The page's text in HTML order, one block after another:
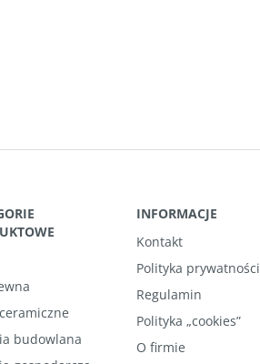
budowlana
INFORMACJE
Kontakt
Polityka prywatności
Regulamin
Polityka „cookies”
O firmie